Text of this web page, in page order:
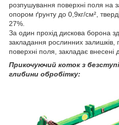
розпушування поверхні поля на
опором ґрунту до 0,9кг/см²,
27%.
За один прохід дискова борона
закладання рослинних залишків,
поверхні поля, закладає внесені
Прикочуючий коток з
глибини обробітку: